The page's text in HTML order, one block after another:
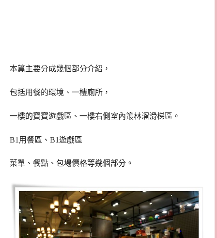
本篇主要分成幾個部分介紹，
包括用餐的環境、一樓廁所，
一樓的寶寶遊戲區、一樓右側室內叢林溜滑梯區。
B1用餐區、B1遊戲區
菜單、餐點、包場價格等幾個部分。